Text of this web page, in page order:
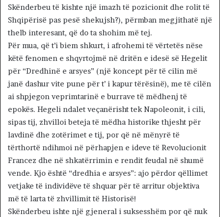
Skënderbeu të kishte një imazh të pozicionit dhe rolit të
Shqipërisë pas pesë shekujsh?), përmban megjithatë një
thelb interesant, që do ta shohim më tej.
Për mua, që t’i biem shkurt, i afrohemi të vërtetës nëse
këtë fenomen e shqyrtojmë në dritën e idesë së Hegelit
për “Dredhinë e arsyes” (një koncept për të cilin më
janë dashur vite pune për t’ i kapur tërësinë), me të cilën
ai shpjegon veprimtarinë e burrave të mëdhenj të
epokës. Hegeli ndalet veçanërisht tek Napoleonit, i cili,
sipas tij, zhvilloi beteja të mëdha historike thjesht për
lavdinë dhe zotërimet e tij, por që në mënyrë të
tërthortë ndihmoi në përhapjen e ideve të Revolucionit
Francez dhe në shkatërrimin e rendit feudal në shumë
vende. Kjo është “dredhia e arsyes”: ajo përdor qëllimet
vetjake të individëve të shquar për të arritur objektiva
më të larta të zhvillimit të Historisë!
Skënderbeu ishte një gjeneral i suksesshëm por që nuk